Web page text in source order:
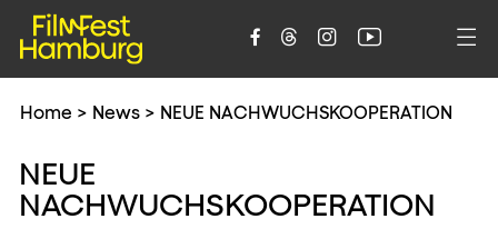
    
Home > News > NEUE NACHWUCHSKOOPERATION
NEUE
NACHWUCHSKOOPERATION